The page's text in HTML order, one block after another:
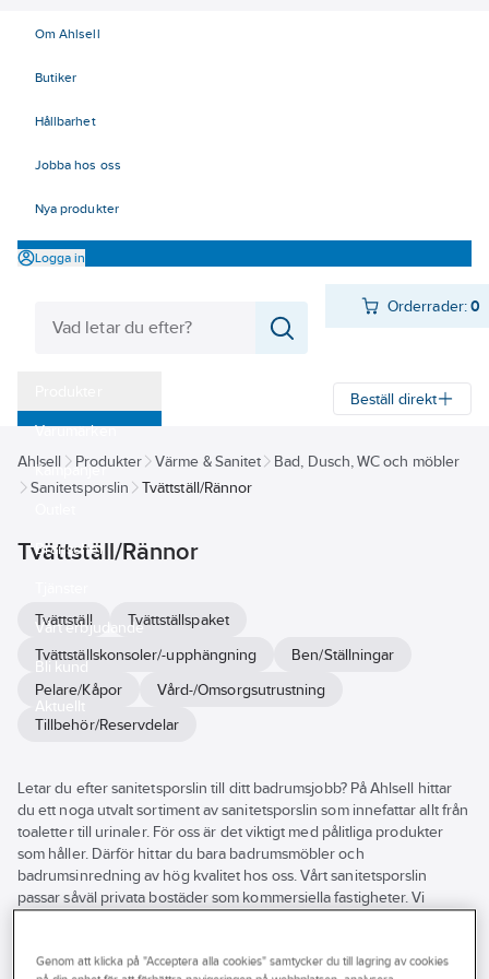
Om Ahlsell
Butiker
Hållbarhet
Jobba hos oss
Nya produkter
Logga in
Orderrader:0
Varumärken
Kampanjer
Branscher
Vårt erbjudande
Bli kund
Aktuellt
Beställ direkt
Ahlsell Produkter Värme & Sanitet
Bad, Dusch, WC och möbler
Sanitetsporslin
Tvättställ/Rännor
Tvättställ/Rännor
Tvättställ
Tvättställspaket
Tvättställskonsoler/-upphängning
Ben/Ställningar
Pelare/Kåpor
Vård-/Omsorgsutrustning
Tillbehör/Reservdelar
Letar du efter sanitetsporslin till ditt badrumsjobb? På Ahlsell hittar
du ett noga utvalt sortiment av sanitetsporslin som innefattar allt från
toaletter till urinaler. För oss är det viktigt med pålitliga produkter
som håller. Därför hittar du bara badrumsmöbler och
badrumsinredning av hög kvalitet hos oss. Vårt sanitetsporslin
passar såväl privata bostäder som kommersiella fastigheter. Vi
toppklass. Utforska hela vårt sortiment av sanitetsporslin här på
Genom att klicka på "Acceptera alla cookies" samtycker du till lagring av cookies